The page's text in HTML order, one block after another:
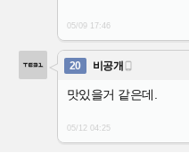
05/09 17:46
20 비공개 
맛있을거 같은데.
05/12 04:25